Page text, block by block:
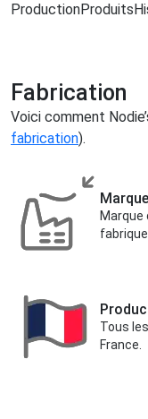
ProductionProduits
Fabrication
Voici comment
fabrication).
Marque
Tous
France.